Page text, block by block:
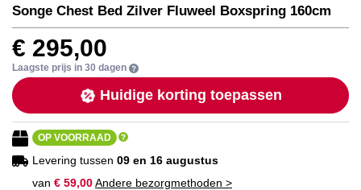
naar
het
einde
van
de
afbeeldingen-
gallerij
naar
het
begin
van
de
afbeeldingen-
gallerij
Songe Chest Bed Zilver Fluweel Boxspring 160cm
€ 295,00
Laagste prijs in 30 dagen
Huidige korting toepassen
OP VOORRAAD
Levering tussen 09 en 16 augustus
van € 59,00Andere bezorgmethoden >